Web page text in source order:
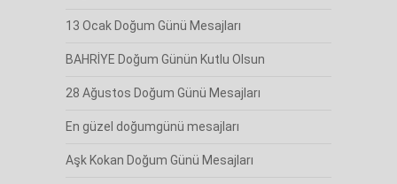
13 Ocak Doğum Günü Mesajları
BAHRİYE Doğum Günün Kutlu Olsun
28 Ağustos Doğum Günü Mesajları
En güzel doğumgünü mesajları
Aşk Kokan Doğum Günü Mesajları